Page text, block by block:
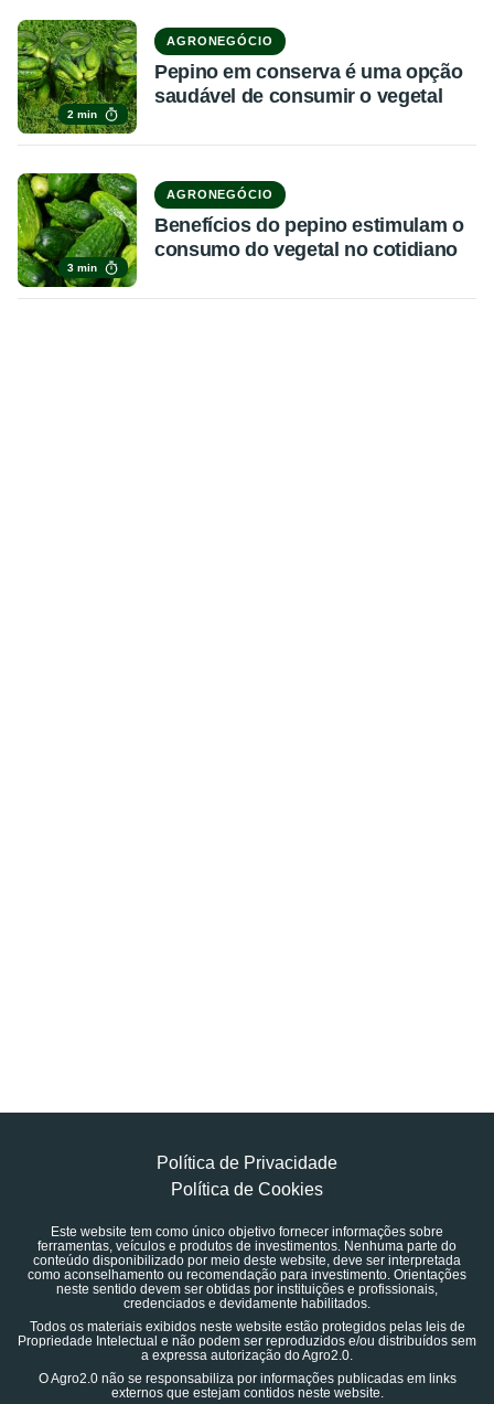
2 min
AGRONEGÓCIO
Pepino em conserva é uma opção
saudável de consumir o vegetal
3 min
AGRONEGÓCIO
Benefícios do pepino estimulam o
consumo do vegetal no cotidiano
Política de Privacidade
Política de Cookies
Este website tem como único objetivo fornecer informações sobre
ferramentas, veículos e produtos de investimentos. Nenhuma parte do
conteúdo disponibilizado por meio deste website, deve ser interpretada
como aconselhamento ou recomendação para investimento. Orientações
neste sentido devem ser obtidas por instituições e profissionais,
credenciados e devidamente habilitados.
Todos os materiais exibidos neste website estão protegidos pelas leis de
Propriedade Intelectual e não podem ser reproduzidos e/ou distribuídos sem
a expressa autorização do Agro2.0.
O Agro2.0 não se responsabiliza por informações publicadas em links
externos que estejam contidos neste website.